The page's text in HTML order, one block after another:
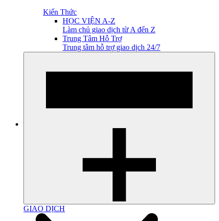
Kiến Thức
HỌC VIỆN A-Z
Làm chủ giao dịch từ A đến Z
Trung Tâm Hỗ Trợ
Trung tâm hỗ trợ giao dịch 24/7
GIAO DỊCH